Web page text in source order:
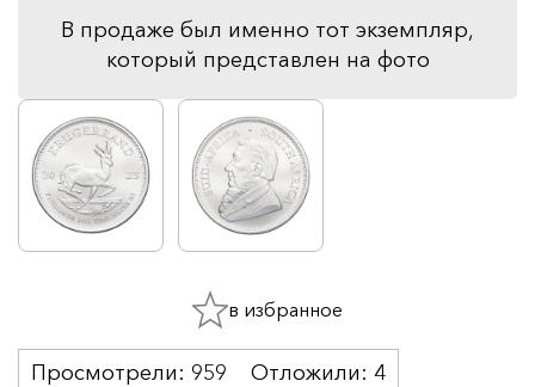
В продаже был именно тот экземпляр,
который представлен на фото
Просмотрели: 959 Отложили: 4
в избранное